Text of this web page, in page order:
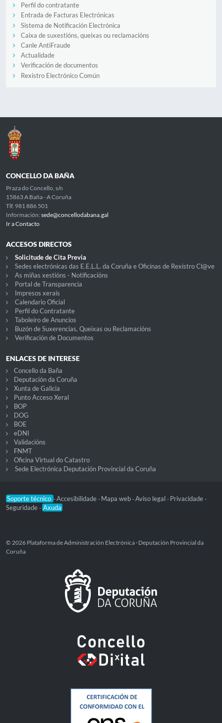
Perfil do contratante
Entrada de Facturas Electrónicas
Sistema de Notificación Electrónica
Caixa de suxestións, queixas ou reclamacións
Canle AntiFraude
Actualidade
Verificación de documentos
Rexistro Electrónico Común
CONCELLO DA BAÑA
Praza do Concello, s/n
15863 A Baña - A Coruña
Tlf. 981 886 501
Información: sede@concellodabana.gal
Ir a Contacto
ACCESOS DIRECTOS
Solicitude de Cita Previa
Sedes electrónicas das E.E.L.L. da Coruña e Oficinas de Rexistro Cl@ve
As miñas xestións - Notificacións
Portal de Transparencia
Impresos xerais
Calendario Oficial
Perfil do Contratante
Taboleiro de Anuncios
Buzón de Suxerencias, Queixas ou Reclamacións
Verificación de Documentos
ENLACES DE INTERESE
Concello da Baña
Deputación da Coruña
Xunta de Galicia
Punto Acceso Xeral
BOP
DOG
BOE
eDNI
Validacións
FNMT
Oficina Virtual do Catastro
Sede Electrónica Deputación Provincial da Coruña
Soporte técnico -Accesibilidade - Mapa web -Aviso legal - Privacidade -
Seguridade - Axuda
© 2026 Plataforma de Administración Electrónica · Deputación Provincial da
Coruña